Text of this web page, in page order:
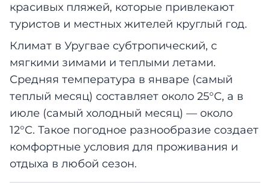
красивых пляжей, которые привлекают
туристов и местных жителей круглый год.
Климат в Уругвае субтропический, с
мягкими зимами и теплыми летами.
Средняя температура в январе (самый
теплый месяц) составляет около 25°C, а в
июле (самый холодный месяц) — около
12°C. Такое погодное разнообразие создает
комфортные условия для проживания и
отдыха в любой сезон.